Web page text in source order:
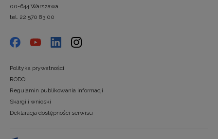
00-644 Warszawa
tel. 22 570 83 00
Polityka prywatności
RODO
Regulamin publikowania informacji
Skargi i wnioski
Deklaracja dostępności serwisu